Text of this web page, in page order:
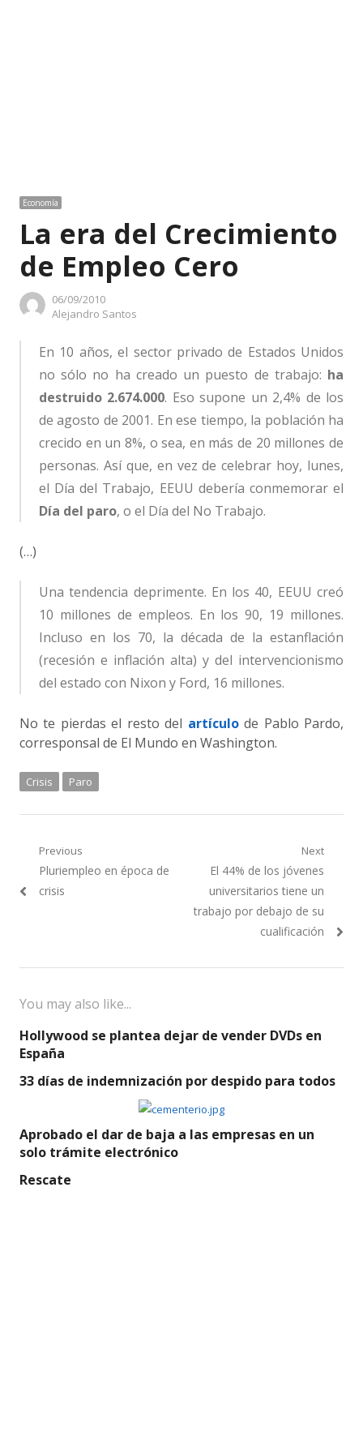
Economía
La era del Crecimiento
de Empleo Cero
06/09/2010
Author
Alejandro Santos
En 10 años, el sector privado de Estados Unidos
no sólo no ha creado un puesto de trabajo: ha
destruido 2.674.000. Eso supone un 2,4% de los
de agosto de 2001. En ese tiempo, la población ha
crecido en un 8%, o sea, en más de 20 millones de
personas. Así que, en vez de celebrar hoy, lunes,
el Día del Trabajo, EEUU debería conmemorar el
Día del paro, o el Día del No Trabajo.
(…)
Una tendencia deprimente. En los 40, EEUU creó
10 millones de empleos. En los 90, 19 millones.
Incluso en los 70, la década de la estanflación
(recesión e inflación alta) y del intervencionismo
del estado con Nixon y Ford, 16 millones.
No te pierdas el resto del artículode Pablo Pardo,
corresponsal de El Mundo en Washington.
Crisis Paro
Navegación
de
Previous
Previous
post:
Pluriempleo en época de
crisis
Next
Next
post:
El 44% de los jóvenes
universitarios tiene un
trabajo por debajo de su
cualificación
You may also like...
Hollywood se plantea dejar de vender DVDs en
España
33 días de indemnización por despido para todos
Aprobado el dar de baja a las empresas en un
solo trámite electrónico
Rescate